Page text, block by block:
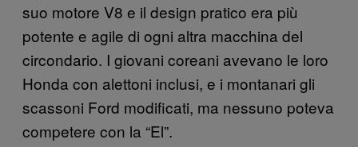
suo motore V8 e il design pratico era più
potente e agile di ogni altra macchina del
circondario. I giovani coreani avevano le loro
Honda con alettoni inclusi, e i montanari gli
scassoni Ford modificati, ma nessuno poteva
competere con la “El”.